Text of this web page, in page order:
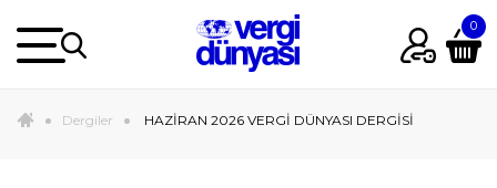
Dergiler HAZİRAN 2026 VERGİ DÜNYASI DERGİSİ